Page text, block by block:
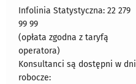
Infolinia Statystyczna: 22 279
99 99
(opłata zgodna z taryfą
operatora)
Konsultanci są dostępni w dni
robocze: